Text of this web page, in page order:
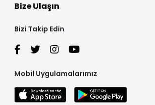
Bize Ulaşın
Bizi Takip Edin
Mobil Uygulamalarımız